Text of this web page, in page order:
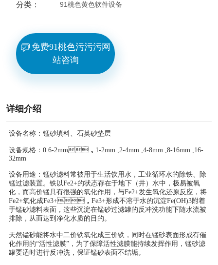
分类： 91桃色黄色软件设备
免费91桃色污污污网
站咨询
详细介绍
设备名称：锰砂填料、石英砂垫层
设备规格：0.6-2mm，1-2mm ,2-4mm ,4-8mm ,8-16mm ,16-
32mm
设备用途：锰砂滤料常被用于生活饮用水，工业循环水的除铁、除
锰过滤装置。铁以Fe2+的状态存在于地下（井）水中，极易被氧
化，而高价锰具有很强的氧化作用，与Fe2+发生氧化还原反应，将
Fe2+氧化成Fe3+，Fe3+形成不溶于水的沉淀Fe(OH)3附着
于锰砂滤料表面，这些沉淀在锰砂过滤罐的反冲洗功能下随水流被
排除，从而达到净化水质的目的。
天然锰砂能将水中二价铁氧化成三价铁，同时在锰砂表面形成有催
化作用的“活性滤膜”，为了保障活性滤膜能持续发挥作用，锰砂滤
罐要适时进行反冲洗，保证锰砂表面不结垢。